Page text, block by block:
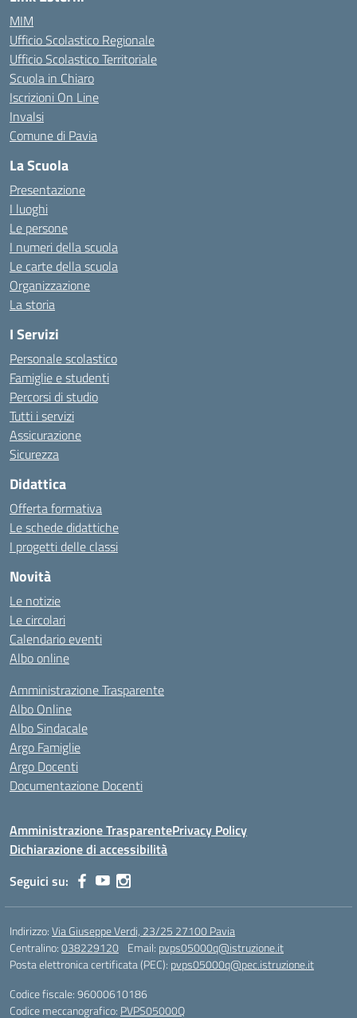
MIM
Ufficio Scolastico Regionale
Ufficio Scolastico Territoriale
Scuola in Chiaro
Iscrizioni On Line
Invalsi
Comune di Pavia
La Scuola
Presentazione
I luoghi
Le persone
I numeri della scuola
Le carte della scuola
Organizzazione
La storia
I Servizi
Personale scolastico
Famiglie e studenti
Percorsi di studio
Tutti i servizi
Assicurazione
Sicurezza
Didattica
Offerta formativa
Le schede didattiche
I progetti delle classi
Novità
Le notizie
Le circolari
Calendario eventi
Albo online
Amministrazione Trasparente
Albo Online
Albo Sindacale
Argo Famiglie
Argo Docenti
Documentazione Docenti
Amministrazione TrasparentePrivacy Policy
Dichiarazione di accessibilità
Seguici su:
Indirizzo:Via Giuseppe Verdi, 23/25 27100 Pavia
Centralino:038229120 Email: pvps05000q@istruzione.it
Posta elettronica certificata (PEC): pvps05000q@pec.istruzione.it
Codice fiscale: 96000610186
Codice meccanografico: PVPS05000Q